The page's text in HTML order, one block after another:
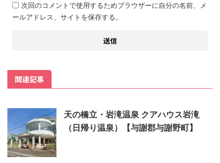
次回のコメントで使用するためブラウザーに自分の名前、メ
ールアドレス、サイトを保存する。
関連記事
天の橋立・岩滝温泉 クアハウス岩滝
（日帰り温泉）【与謝郡与謝野町】